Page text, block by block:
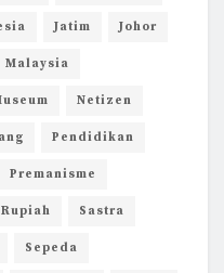
Jatim Johor
Malaysia
Netizen
Pendidikan
Premanisme
Rupiah Sastra
Sepeda